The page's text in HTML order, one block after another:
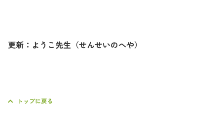
更新：ようこ先生（せんせいのへや）
トップに戻る